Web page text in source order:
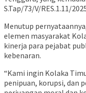
S.Tap/73/V/RES.1.11/
Menutup
elemen masyarakat
kinerja para pejabat
kebenaran.
“Kami ingin Kolaka
penipuan, korupsi, dan